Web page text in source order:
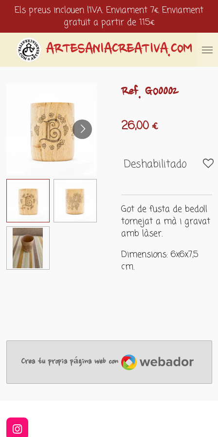
contenido
principal
ARTESANIACREATIVA.COM
Els preus inclouen l'IVA. Enviament 7€. Enviament
gratuït a partir de 115€
Ref. GO0002
26,00 €
Deshabilitado
Got de fusta de bedoll
tornejat a mà i gravat
amb làser.
Dimensions: 6x6x7,5
cm.
Crea tu propia página web con
Webador
I